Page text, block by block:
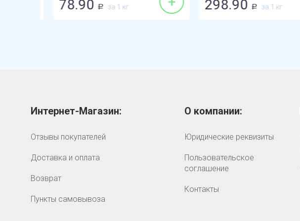
78.90 Р за 1 кг 298.90 Р за 1 кг
Интернет-Магазин:
Отзывы покупателей
Доставка и оплата
Возврат
Пункты самовывоза
О компании:
Юридические реквизиты
Пользовательское
соглашение
Контакты